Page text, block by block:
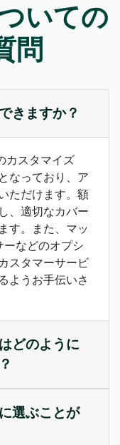
いての
問
きますか？
カスタマイズ
なっており、ア
ただけます。額
、適切なカバー
す。また、マッ
ーなどのオプシ
スタマーサービ
ようお手伝いさ
どのように
選ぶことが